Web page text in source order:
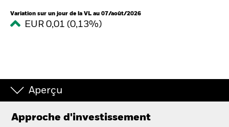
Intermédiaires financiers.
NL FR
BlackRock
Variation sur un jour de la VL au 07/août/2026
EUR 0,01 (0,13%)
Aperçu
Approche d'investissement